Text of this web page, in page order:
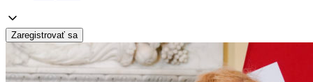
Zaregistrovať sa